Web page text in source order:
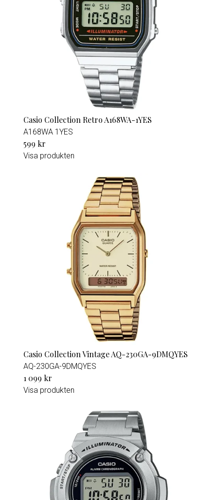
Casio Collection Retro A168WA-1YES
A168WA 1YES
599 kr
Visa produkten
Casio Collection Vintage AQ-230GA-9DMQYES
AQ-230GA-9DMQYES
1 099 kr
Visa produkten